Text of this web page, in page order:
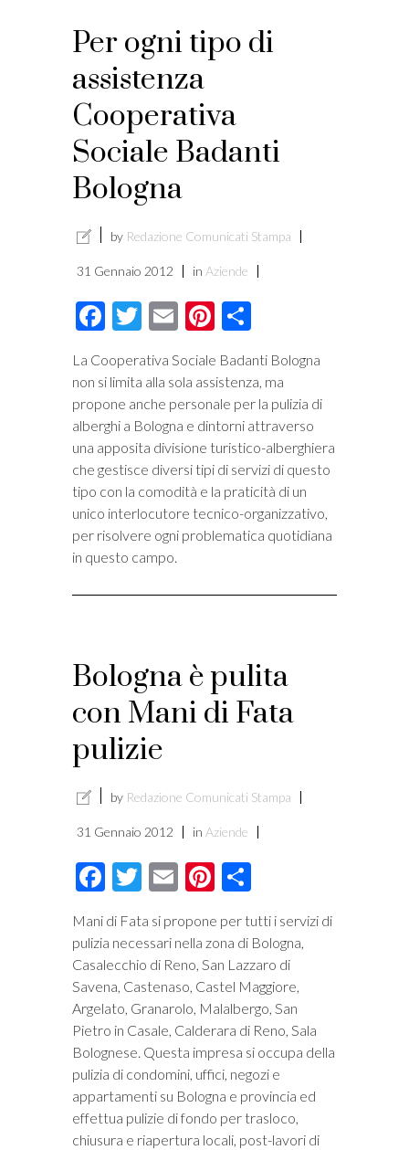
Per ogni tipo di
assistenza
Cooperativa
Sociale Badanti
Bologna
by Redazione Comunicati Stampa
31 Gennaio 2012 in Aziende
Facebook
Twitter
EmailPinterest
La Cooperativa Sociale Badanti Bologna
non si limita alla sola assistenza, ma
propone anche personale per la pulizia di
alberghi a Bologna e dintorni attraverso
una apposita divisione turistico-alberghiera
che gestisce diversi tipi di servizi di questo
tipo con la comodità e la praticità di un
unico interlocutore tecnico-organizzativo,
per risolvere ogni problematica quotidiana
in questo campo.
Bologna è pulita
con Mani di Fata
pulizie
by Redazione Comunicati Stampa
31 Gennaio 2012 in Aziende
Facebook
Twitter
EmailPinterest
Mani di Fata si propone per tutti i servizi di
pulizia necessari nella zona di Bologna,
Casalecchio di Reno, San Lazzaro di
Savena, Castenaso, Castel Maggiore,
Argelato, Granarolo, Malalbergo, San
Pietro in Casale, Calderara di Reno, Sala
Bolognese. Questa impresa si occupa della
pulizia di condomini, uffici, negozi e
appartamenti su Bologna e provincia ed
effettua pulizie di fondo per trasloco,
chiusura e riapertura locali, post-lavori di